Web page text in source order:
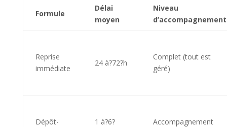
Formule
Délai
moyen
Niveau
d’accompagnement
Reprise
immédiate
24 à?72?h
Complet (tout est
géré)
Dépôt-
1 à?6?
Accompagnement